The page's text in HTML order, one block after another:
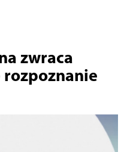
zwraca
rozpoznanie